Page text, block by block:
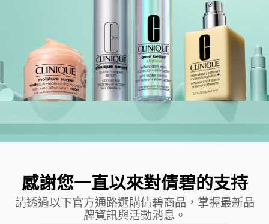
感謝您一直以來對倩碧的支持
請透過以下官方通路選購倩碧商品，掌握最新品
牌資訊與活動消息。